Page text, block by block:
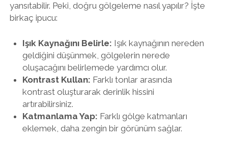
yansıtabilir. Peki, doğru gölgeleme nasıl yapılır? İşte
birkaç ipucu:
Işık Kaynağını Belirle: Işık kaynağının nereden
geldiğini düşünmek, gölgelerin nerede
oluşacağını belirlemede yardımcı olur.
Kontrast Kullan: Farklı tonlar arasında
kontrast oluşturarak derinlik hissini
artırabilirsiniz.
Katmanlama Yap: Farklı gölge katmanları
eklemek, daha zengin bir görünüm sağlar.